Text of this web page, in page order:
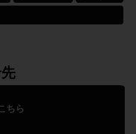
ちら